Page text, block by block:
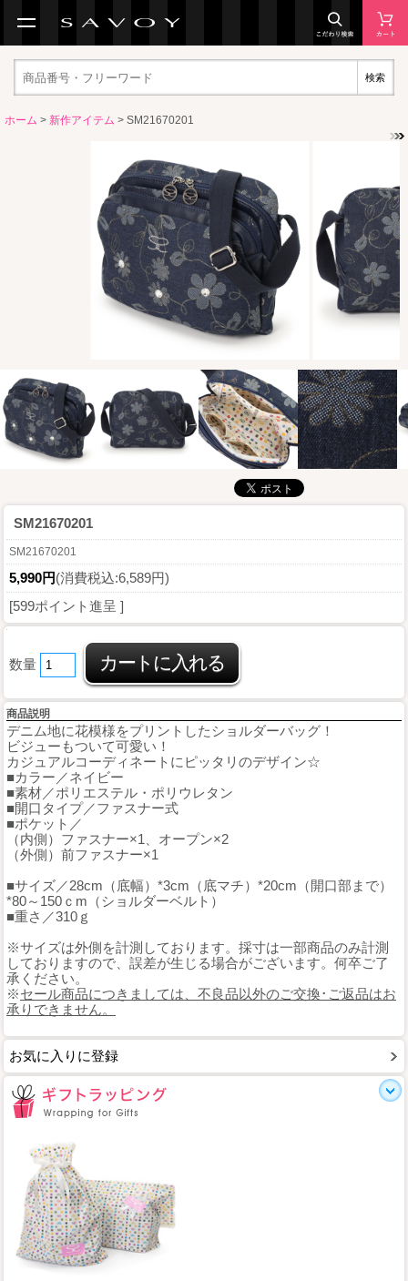
検索
ホーム > 新作アイテム > SM21670201
SM21670201
SM21670201
5,990円(消費税込:6,589円)
[599ポイント進呈 ]
数量
商品説明
デニム地に花模様をプリントしたショルダーバッグ！
ビジューもついて可愛い！
カジュアルコーディネートにピッタリのデザイン☆
■カラー／ネイビー
■素材／ポリエステル・ポリウレタン
■開口タイプ／ファスナー式
■ポケット／
（内側）ファスナー×1、オープン×2
（外側）前ファスナー×1
■サイズ／28cm（底幅）*3cm（底マチ）*20cm（開口部まで）
*80～150ｃm（ショルダーベルト）
■重さ／310ｇ
※サイズは外側を計測しております。採寸は一部商品のみ計測
しておりますので、誤差が生じる場合がございます。何卒ご了
承ください。
※セール商品につきましては、不良品以外のご交換･ご返品はお
承りできません。
お気に入りに登録